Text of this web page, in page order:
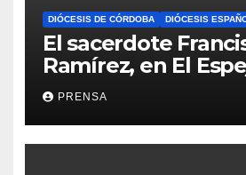
DIÓCESIS DE CÓRDOBA DIÓCESIS
El sacerdote
Ramírez, en El
Iglesia
PRENSA